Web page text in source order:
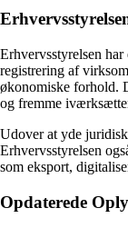
Erhvervsstyrelsen
registrering af
økonomiske forhold.
og fremme
Udover at yde
Erhvervsstyrelsen
som eksport,
Opdaterede